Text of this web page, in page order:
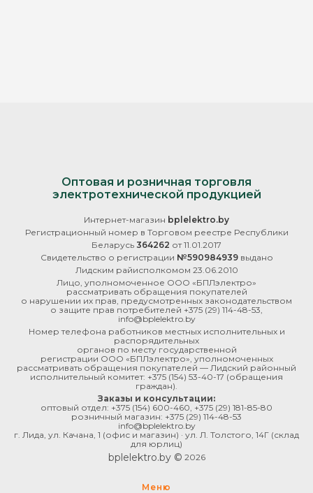
Оптовая и розничная торговля
электротехнической продукцией
Интернет-магазин bplelektro.by
Регистрационный номер в Торговом реестре Республики
Беларусь 364262 от 11.01.2017
Свидетельство о регистрации №590984939выдано
Лидским райисполкомом 23.06.2010
Лицо, уполномоченное ООО «БПЛэлектро»
рассматривать обращения покупателей
о нарушении их прав, предусмотренных законодательством
о защите прав потребителей +375 (29) 114-48-53
info@bplelektro.by
Номер телефона работников местных исполнительных и
распорядительных
органов по месту государственной
регистрации ООО «БПЛэлектро», уполномоченных
рассматривать обращения покупателей — Лидский районный
исполнительный комитет: +375 (154) 53-40-17 (обращения
граждан).
Заказы и консультации:
оптовый отдел: +375 (154) 600-460 +375 (29) 181-85-80
розничный магазин: +375 (29) 114-48-53
info@bplelektro.by
г. Лида, ул. Качана, 1 (офис и магазин) · ул. Л. Толстого, 14Г (склад
для юрлиц)
bplelektro.by © 2026
Меню